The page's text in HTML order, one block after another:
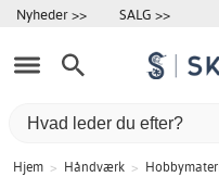
Nyheder >> SALG >>
Hjem > Håndværk >